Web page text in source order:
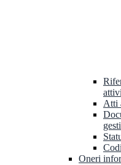
Atti
Oneri